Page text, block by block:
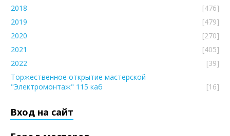
2018
[476]
2019
[479]
2020
[270]
2021
[405]
2022
[39]
Торжественное открытие мастерской
"Электромонтаж" 115 каб
[16]
Вход на сайт